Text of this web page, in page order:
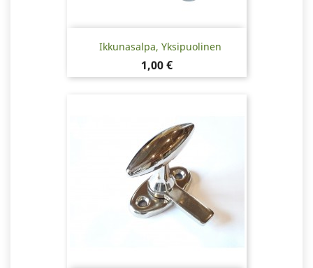
Ikkunasalpa, Yksipuolinen
Hinta
1,00 €